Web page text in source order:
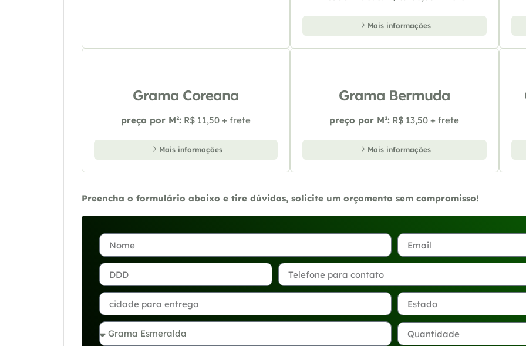
Mais informações
Grama Coreana
preço por M²: R$ 11,50 + frete
Mais informações
Grama Bermuda
preço por M²: R$ 13,50 + frete
Mais informações
Preencha o formulário abaixo e tire dúvidas, solicite um orçamento sem compromisso!